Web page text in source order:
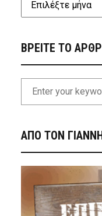
ΒΡΕΙΤΕ ΤΟ
ΑΠΟ ΤΟΝ